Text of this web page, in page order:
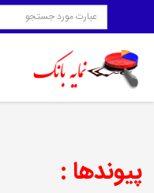
پیوندها :